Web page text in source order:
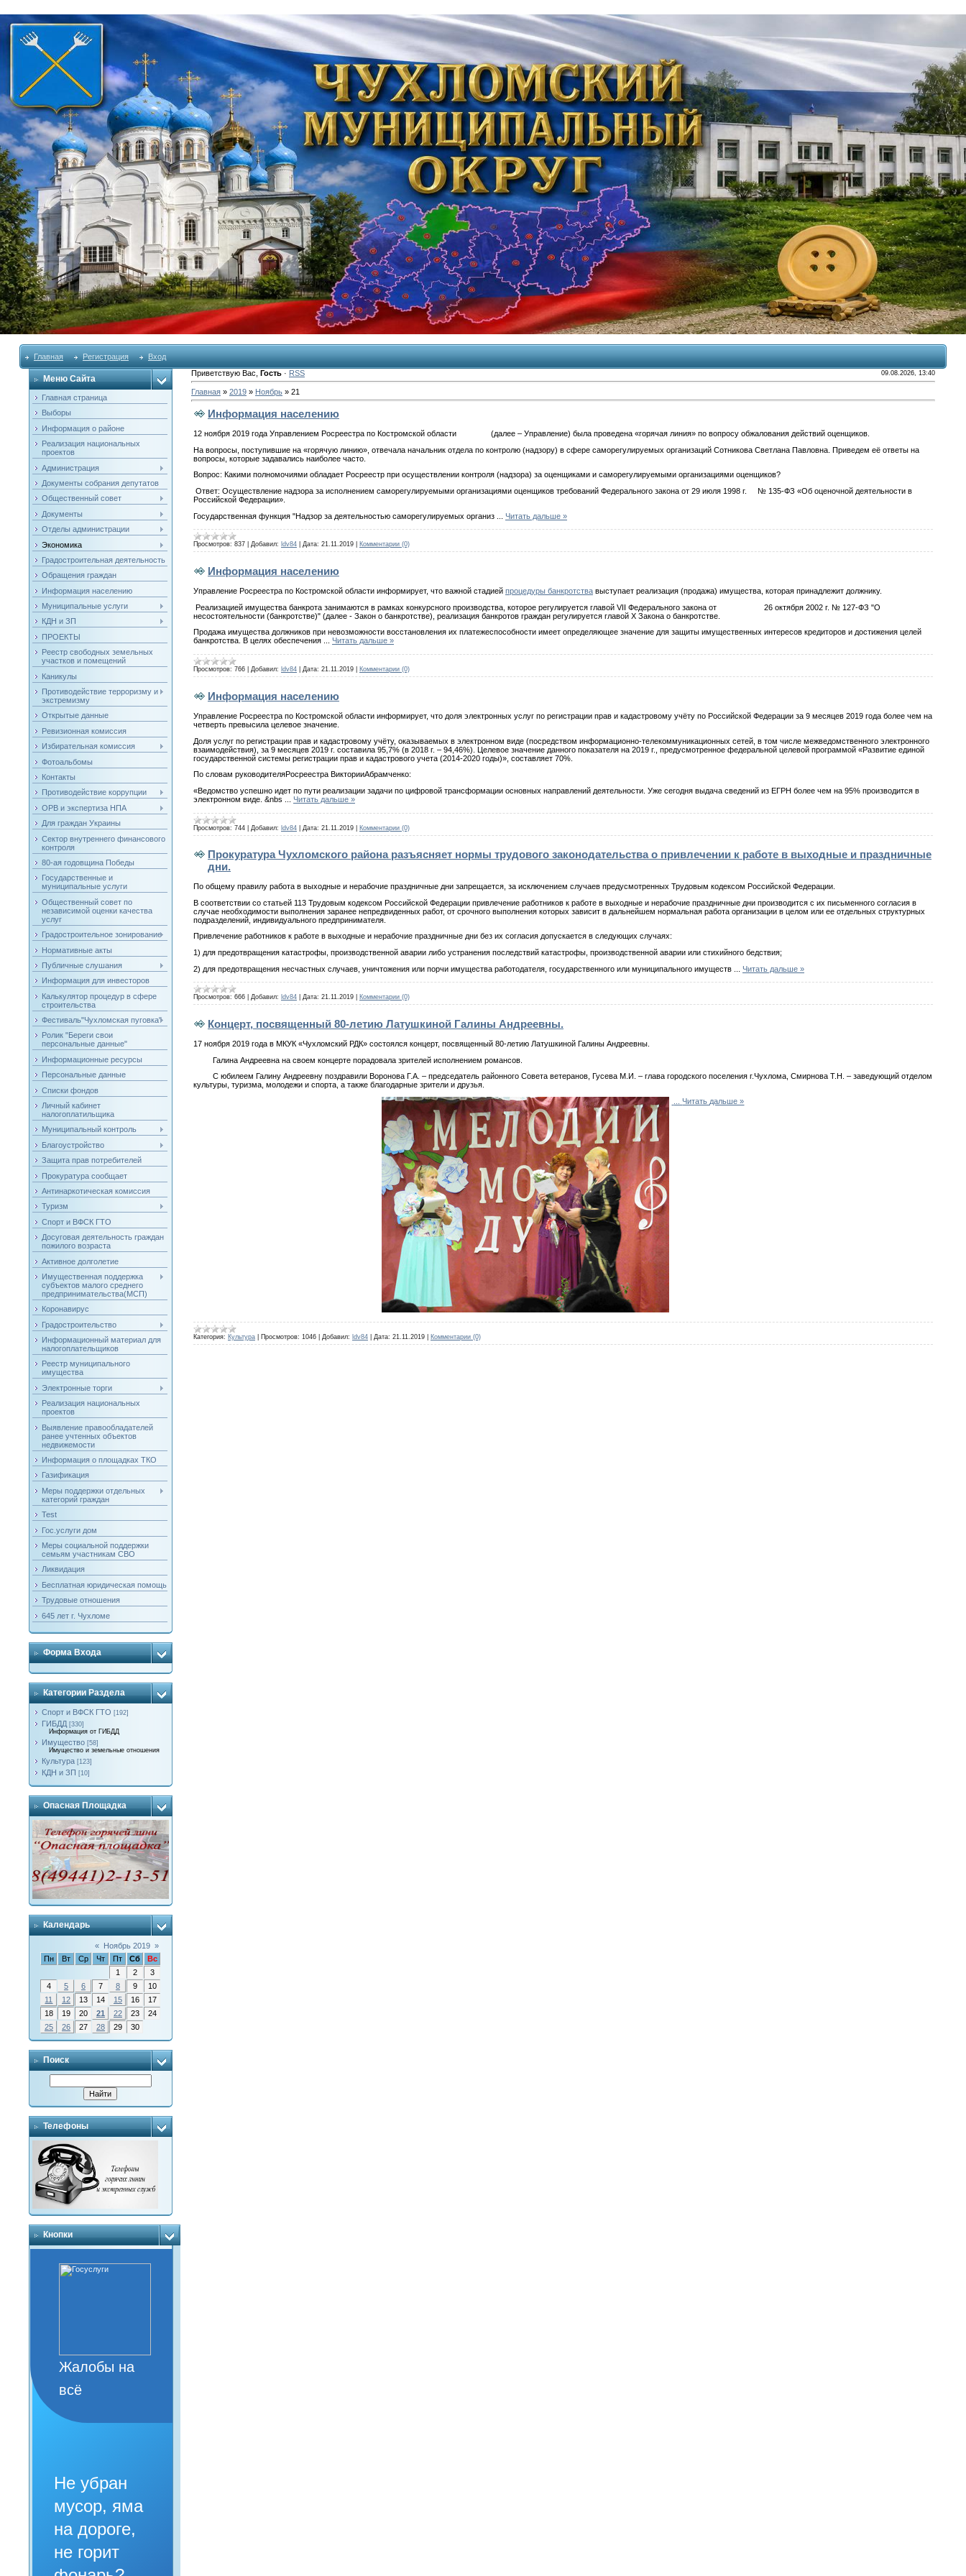
Главная Регистрация Вход
Меню Сайта
Главная страница
Выборы
Информация о районе
Реализация национальных
проектов
Администрация
Документы собрания депутатов
Общественный совет
Документы
Отделы администрации
Экономика
Градостроительная деятельность
Обращения граждан
Информация населению
Муниципальные услуги
КДН и ЗП
ПРОЕКТЫ
Реестр свободных земельных
участков и помещений
Каникулы
Противодействие терроризму и
экстремизму
Открытые данные
Ревизионная комиссия
Избирательная комиссия
Фотоальбомы
Контакты
Противодействие коррупции
ОРВ и экспертиза НПА
Для граждан Украины
Сектор внутреннего финансового
контроля
80-ая годовщина Победы
Государственные и
муниципальные услуги
Общественный совет по
независимой оценки качества
услуг
Градостроительное зонирование
Нормативные акты
Публичные слушания
Информация для инвесторов
Калькулятор процедур в сфере
строительства
Фестиваль"Чухломская пуговка"
Ролик "Береги свои
персональные данные"
Информационные ресурсы
Персональные данные
Списки фондов
Личный кабинет
налогоплатильщика
Муниципальный контроль
Благоустройство
Защита прав потребителей
Прокуратура сообщает
Антинаркотическая комиссия
Туризм
Спорт и ВФСК ГТО
Досуговая деятельность граждан
пожилого возраста
Активное долголетие
Имущественная поддержка
субъектов малого среднего
предпринимательства(МСП)
Коронавирус
Градостроительство
Информационный материал для
налогоплательщиков
Реестр муниципального
имущества
Электронные торги
Реализация национальных
проектов
Выявление правообладателей
ранее учтенных объектов
недвижемости
Информация о площадках ТКО
Газификация
Меры поддержки отдельных
категорий граждан
Test
Гос.услуги дом
Меры социальной поддержки
семьям участникам СВО
Ликвидация
Бесплатная юридическая помощь
Трудовые отношения
645 лет г. Чухломе
Форма Входа
Категории Раздела
Спорт и ВФСК ГТО [192]
ГИБДД [330]
Информация от ГИБДД
Имущество [58]
Имущество и земельные отношения
Культура [123]
КДН и ЗП [10]
Опасная Площадка
Календарь
« Ноябрь 2019 »
Пн
Вт Ср Чт Пт Сб
Вс
1
2
3
4
5 6 7 8 9
10
11
12 13 14 15 16
17
18
19 20 21 22 23
24
25
26 27 28 29 30
Поиск
Телефоны
Кнопки
Жалобы на
всё
Не убран
мусор, яма
на дороге,
не горит
Приветствую Вас Гость· RSS 09.08.2026, 13:40
Главная» 2019 » Ноябрь » 21
Информация населению
12 ноября 2019 года Управлением Росреестра по Костромской области (далее – Управление) была проведена «горячая линия» по вопросу обжалования действий оценщиков.
На вопросы, поступившие на «горячую линию», отвечала начальник отдела по контролю (надзору) в сфере саморегулируемых организаций Сотникова Светлана Павловна. Приведем её ответы на
вопросы, которые задавались наиболее часто.
Вопрос: Какими полномочиями обладает Росреестр при осуществлении контроля (надзора) за оценщиками и саморегулируемыми организациями оценщиков?
Ответ: Осуществление надзора за исполнением саморегулируемыми организациями оценщиков требований Федерального закона от 29 июля 1998 г. № 135-ФЗ «Об оценочной деятельности в
Российской Федерации».
Государственная функция "Надзор за деятельностью саморегулируемых организ
Читать дальше »
Просмотров: 837 Добавил: ldv84 Дата: 21.11.2019 Комментарии (0)
Информация населению
Управление Росреестра по Костромской области информирует, что важной стадией процедуры банкротствавыступает реализация (продажа) имущества, которая принадлежит должнику.
Реализацией имущества банкрота занимаются в рамках конкурсного производства, которое регулируется главой VII Федерального закона от 26 октября 2002 г. № 127-ФЗ "О
несостоятельности (банкротстве)" (далее - Закон о банкротстве), реализация банкротов граждан регулируется главой X Закона о банкротстве.
Продажа имущества должников при невозможности восстановления их платежеспособности имеет определяющее значение для защиты имущественных интересов кредиторов и достижения целей
банкротства. В целях обеспечения
Читать дальше »
Просмотров: 766 Добавил: ldv84 Дата: 21.11.2019 Комментарии (0)
Информация населению
Управление Росреестра по Костромской области информирует, что доля электронных услуг по регистрации прав и кадастровому учёту по Российской Федерации за 9 месяцев 2019 года более чем на
четверть превысила целевое значение.
Доля услуг по регистрации прав и кадастровому учёту, оказываемых в электронном виде (посредством информационно-телекоммуникационных сетей, в том числе межведомственного электронного
взаимодействия), за 9 месяцев 2019 г. составила 95,7% (в 2018 г. – 94,46%). Целевое значение данного показателя на 2019 г., предусмотренное федеральной целевой программой «Развитие единой
государственной системы регистрации прав и кадастрового учета (2014-2020 годы)», составляет 70%.
По словам руководителяРосреестра ВикторииАбрамченко:
«Ведомство успешно идет по пути реализации задачи по цифровой трансформации основных направлений деятельности. Уже сегодня выдача сведений из ЕГРН более чем на 95% производится в
электронном виде. &nbs
Читать дальше »
Просмотров: 744 Добавил: ldv84 Дата: 21.11.2019 Комментарии (0)
Прокуратура Чухломского района разъясняет нормы трудового законодательства о привлечении к работе в выходные и праздничные
дни.
По общему правилу работа в выходные и нерабочие праздничные дни запрещается, за исключением случаев предусмотренных Трудовым кодексом Российской Федерации.
В соответствии со статьей 113 Трудовым кодексом Российской Федерации привлечение работников к работе в выходные и нерабочие праздничные дни производится с их письменного согласия в
случае необходимости выполнения заранее непредвиденных работ, от срочного выполнения которых зависит в дальнейшем нормальная работа организации в целом или ее отдельных структурных
подразделений, индивидуального предпринимателя.
Привлечение работников к работе в выходные и нерабочие праздничные дни без их согласия допускается в следующих случаях:
1) для предотвращения катастрофы, производственной аварии либо устранения последствий катастрофы, производственной аварии или стихийного бедствия;
2) для предотвращения несчастных случаев, уничтожения или порчи имущества работодателя, государственного или муниципального имуществ
Читать дальше »
Просмотров: 666 Добавил: ldv84 Дата: 21.11.2019 Комментарии (0)
Концерт, посвященный 80-летию Латушкиной Галины Андреевны.
17 ноября 2019 года в МКУК «Чухломский РДК» состоялся концерт, посвященный 80-летию Латушкиной Галины Андреевны.
Галина Андреевна на своем концерте порадовала зрителей исполнением романсов.
С юбилеем Галину Андреевну поздравили Воронова Г.А. – председатель районного Совета ветеранов, Гусева М.И. – глава городского поселения г.Чухлома, Смирнова Т.Н. – заведующий отделом
культуры, туризма, молодежи и спорта, а также благодарные зрители и друзья.
...Читать дальше »
Категория: Культура Просмотров: 1046 Добавил: ldv84 Дата: 21.11.2019 Комментарии (0)